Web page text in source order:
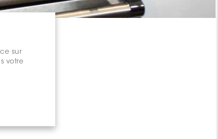
sur
votre